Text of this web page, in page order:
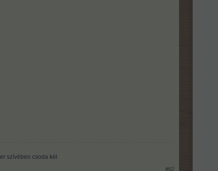
szívében csoda kél​
#62